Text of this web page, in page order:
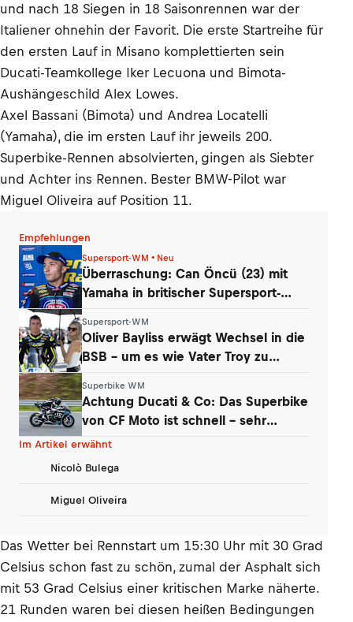
und nach 18 Siegen in 18 Saisonrennen war der
Italiener ohnehin der Favorit. Die erste Startreihe für
den ersten Lauf in Misano komplettierten sein
Ducati-Teamkollege Iker Lecuona und Bimota-
Aushängeschild Alex Lowes.
Axel Bassani (Bimota) und Andrea Locatelli
(Yamaha), die im ersten Lauf ihr jeweils 200.
Superbike-Rennen absolvierten, gingen als Siebter
und Achter ins Rennen. Bester BMW-Pilot war
Miguel Oliveira auf Position 11.
Empfehlungen
Supersport-WM • Neu
Überraschung: Can Öncü (23) mit
Yamaha in britischer Supersport-
Supersport-WM
Oliver Bayliss erwägt Wechsel in die
BSB – um es wie Vater Troy zu
Superbike WM
Achtung Ducati & Co: Das Superbike
von CF Moto ist schnell – sehr
schnell
Im Artikel erwähnt
Nicolò Bulega
Miguel Oliveira
Das Wetter bei Rennstart um 15:30 Uhr mit 30 Grad
Celsius schon fast zu schön, zumal der Asphalt sich
mit 53 Grad Celsius einer kritischen Marke näherte.
21 Runden waren bei diesen heißen Bedingungen